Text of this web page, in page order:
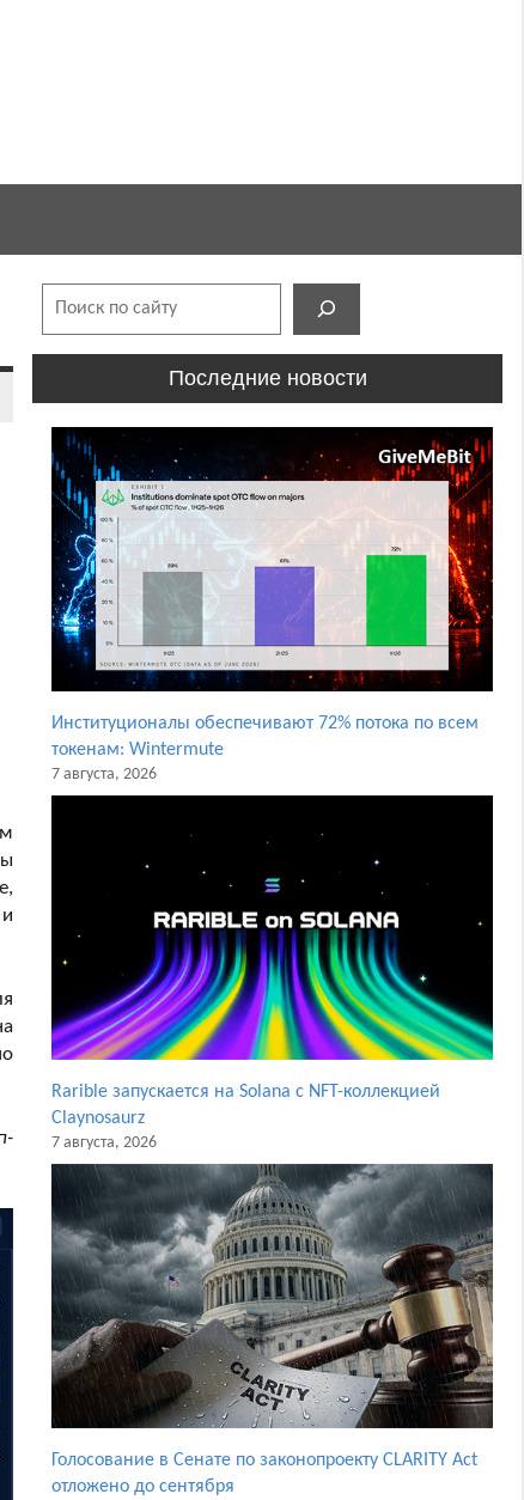
Последние новости
Институционалы обеспечивают 72% потока по всем
токенам: Wintermute
7 августа, 2026
Rarible запускается на Solana с NFT-коллекцией
Claynosaurz
7 августа, 2026
Голосование в Сенате по законопроекту CLARITY Act
отложено до сентября